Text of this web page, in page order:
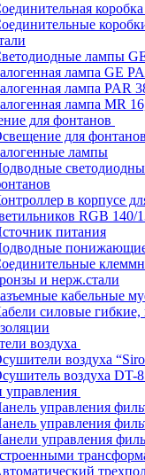
лампы
лампа GE
лампа PAR
лампа MR
для фонтанов
для фонтанов
лампы
в корпусе
RGB 140/
питания
и нерж.стали
кабельные
силовые гибкие,
воздуха
воздуха
воздуха DT-
управления
управления
управления
управления